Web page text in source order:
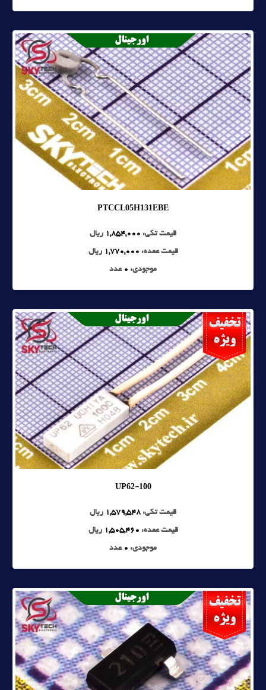
PTCCL05H131EBE
قیمت تکی: 1,854,000 ریال
قیمت عمده: 1,770,000 ریال
موجودی: 0 عدد
UP62-100
قیمت تکی: 1,579,548 ریال
قیمت عمده: 1,505,460 ریال
موجودی: 0 عدد